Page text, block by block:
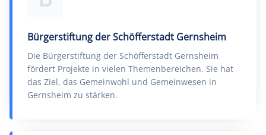
Bürgerstiftung der Schöfferstadt Gernsheim
Die Bürgerstiftung der Schöfferstadt Gernsheim
fördert Projekte in vielen Themenbereichen. Sie hat
das Ziel, das Gemeinwohl und Gemeinwesen in
Gernsheim zu stärken.